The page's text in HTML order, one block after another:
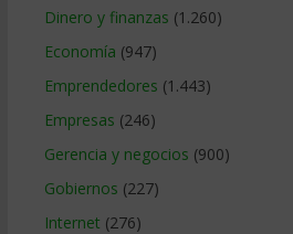
Dinero y finanzas (1.260)
Economía (947)
Emprendedores (1.443)
Empresas (246)
Gerencia y negocios (900)
Gobiernos (227)
Internet (276)